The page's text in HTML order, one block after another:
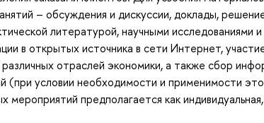
– обсуждения и дискуссии, доклады,
литературой, научными исследованиями
в открытых источника в сети Интернет,
отраслей экономики, а также сбор
(при условии необходимости и применимости
мероприятий предполагается как